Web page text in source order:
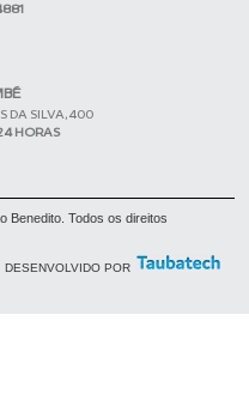
DA SILVA,400
HORAS
Benedito. Todos os direitos
DESENVOLVIDO POR